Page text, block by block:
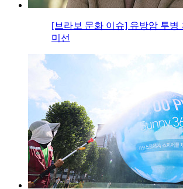
[브라보 문화 이슈] 유방암 투병
미선